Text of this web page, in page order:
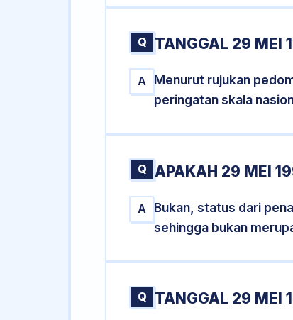
Q TANGGAL 29 MEI
A
Menurut rujukan
peringatan skala
Q APAKAH 29 MEI
A
Bukan, status dari
sehingga bukan
Q TANGGAL 29 MEI